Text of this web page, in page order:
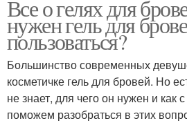
Все о гелях для
нужен гель для
пользоваться?
Большинство современных
косметичке гель для бровей. Но
не знает, для чего он нужен и
поможем разобраться в этих